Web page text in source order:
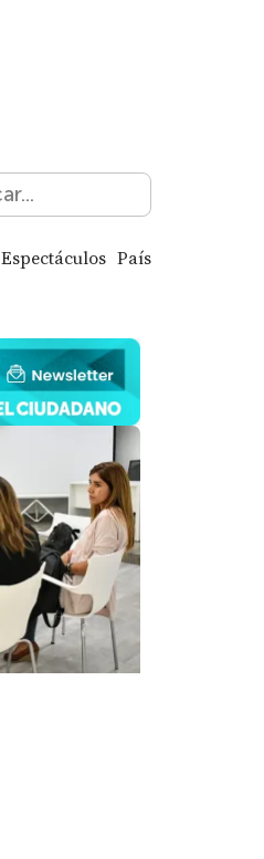
Espectáculos País